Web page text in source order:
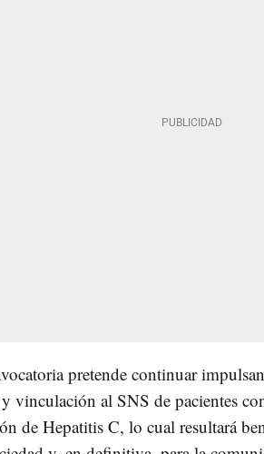
pretende continuar
vinculación al SNS de pacientes
de Hepatitis C, lo cual resultará